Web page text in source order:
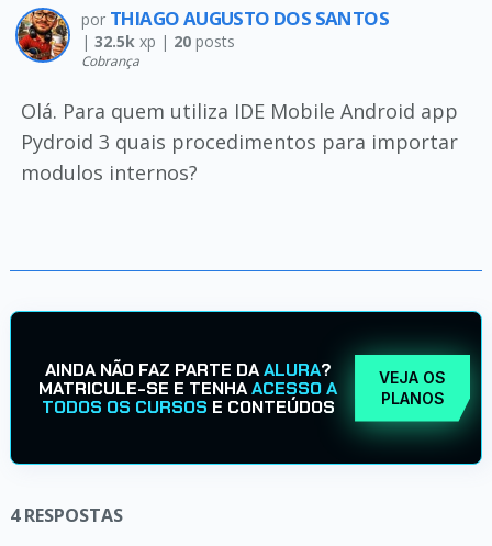
por THIAGO AUGUSTO DOS SANTOS
| 32.5kxp | 20posts
Cobrança
Olá. Para quem utiliza IDE Mobile Android app
Pydroid 3 quais procedimentos para importar
modulos internos?
AINDA NÃO FAZ PARTE DAALURA?
MATRICULE-SE E TENHAACESSO A
TODOS OS CURSOS E CONTEÚDOS
VEJA OS
PLANOS
4RESPOSTAS